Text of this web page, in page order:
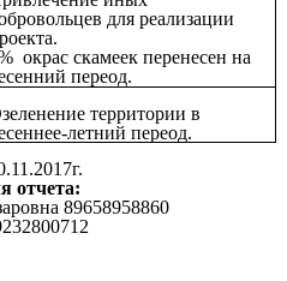
для реализации
окрас скамеек перенесен на
переод.
территории в
летний переод.
отчета:
89658958860